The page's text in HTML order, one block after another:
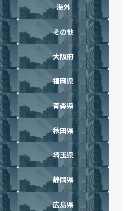
海外
その他
大阪府
福岡県
青森県
秋田県
埼玉県
静岡県
広島県